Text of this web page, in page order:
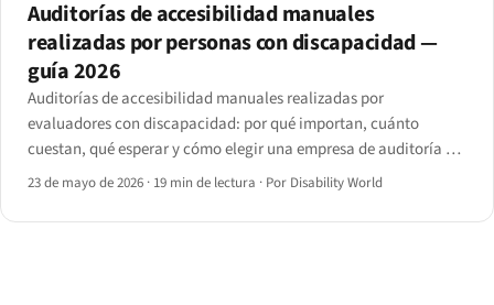
Auditorías de accesibilidad manuales
realizadas por personas con discapacidad —
guía 2026
Auditorías de accesibilidad manuales realizadas por
evaluadores con discapacidad: por qué importan, cuánto
cuestan, qué esperar y cómo elegir una empresa de auditoría de
accesibilidad digital en 2026.
23 de mayo de 2026 · 19 min de lectura · Por Disability World